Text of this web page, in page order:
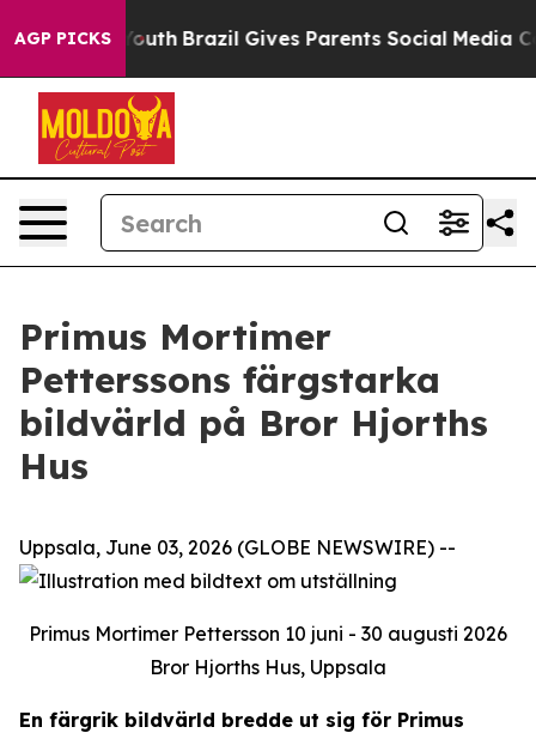
AGP PICKS
to Youth Brazil Gives Parents Social Media
Primus Mortimer
Petterssons färgstarka
bildvärld på Bror Hjorths
Hus
Uppsala, June 03, 2026 (GLOBE NEWSWIRE) --
Primus Mortimer Pettersson 10 juni - 30 augusti 2026
Bror Hjorths Hus, Uppsala
En färgrik bildvärld bredde ut sig för Primus